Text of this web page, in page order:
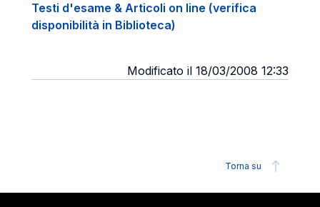
Testi d'esame & Articoli on line (verifica
disponibilità in Biblioteca)
Modificato il 18/03/2008 12:33
Torna su